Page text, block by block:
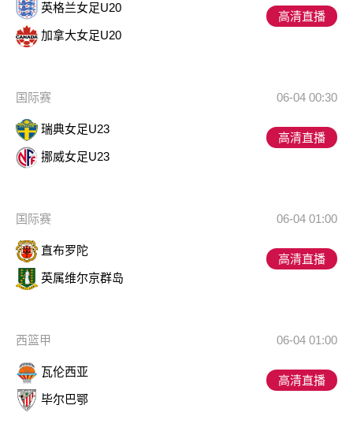
英格兰女足U20
加拿大女足U20
高清直播
国际赛 06-04 00:30
瑞典女足U23
挪威女足U23
高清直播
国际赛 06-04 01:00
直布罗陀
英属维尔京群岛
高清直播
西篮甲 06-04 01:00
瓦伦西亚
毕尔巴鄂
高清直播